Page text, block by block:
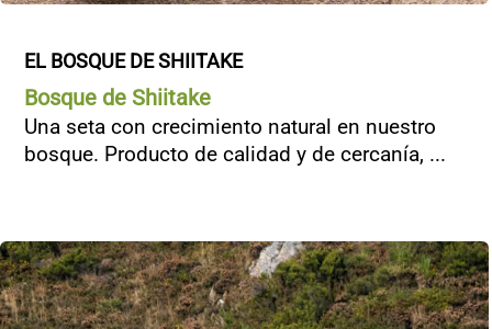
EL BOSQUE DE SHIITAKE
Bosque de Shiitake
Una seta con crecimiento natural en nuestro
bosque. Producto de calidad y de cercanía, ...